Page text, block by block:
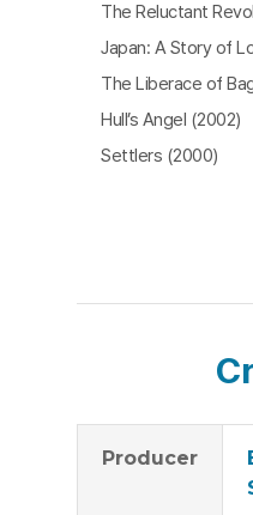
The Reluctant
Japan: A Story of
The Liberace of
Hull’s Angel (2002)
Settlers (2000)
Producer